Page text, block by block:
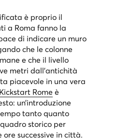
è proprio il
a Roma fanno la
di indicare un muro
che le colonne
e che il livello
metri dall’antichità
piacevole in una vera
Kickstart Rome è
un’introduzione
tanto quanto
storico per
successive in città.